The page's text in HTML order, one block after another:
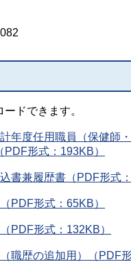
ドできます。
計年度任用職員（保健師
形式：193KB）
書兼履歴書（PDF形式
PDF形式：65KB）
PDF形式：132KB）
（職歴の追加用）（PDF